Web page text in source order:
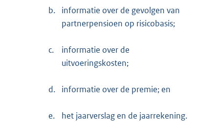
b.
informatie over de gevolgen van
partnerpensioen op risicobasis;
c.
informatie over de
uitvoeringskosten;
d. informatie over de premie; en
e. het jaarverslag en de jaarrekening.